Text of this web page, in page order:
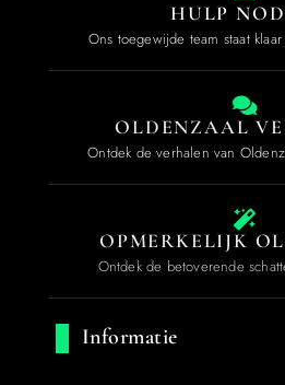
HULP
Ons toegewijde team staat
OLDENZAAL
Ontdek de verhalen van
OPMERKELIJK
Ontdek de betoverende
Informatie